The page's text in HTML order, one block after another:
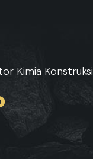
Kimia Konstruksi